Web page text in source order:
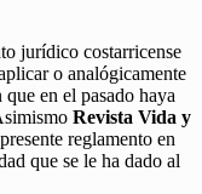
jurídico costarricense
o analógicamente
en el pasado haya
Revista Vida y
reglamento en
que se le ha dado al